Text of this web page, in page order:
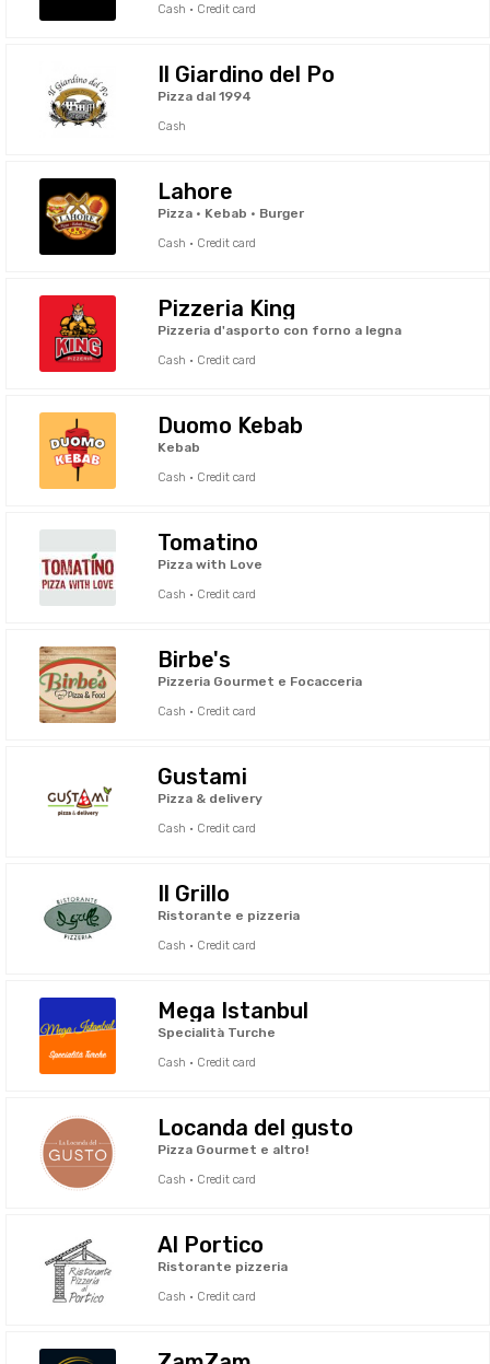
Cash · Credit card
Il Giardino del Po
Pizza dal 1994
Cash
Lahore
Pizza • Kebab • Burger
Cash · Credit card
Pizzeria King
Pizzeria d'asporto con forno a legna
Cash · Credit card
Duomo Kebab
Kebab
Cash · Credit card
Tomatino
Pizza with Love
Cash · Credit card
Birbe's
Pizzeria Gourmet e Focacceria
Cash · Credit card
Gustami
Pizza & delivery
Cash · Credit card
Il Grillo
Ristorante e pizzeria
Cash · Credit card
Mega Istanbul
Specialità Turche
Cash · Credit card
Locanda del gusto
Pizza Gourmet e altro!
Cash · Credit card
Al Portico
Ristorante pizzeria
Cash · Credit card